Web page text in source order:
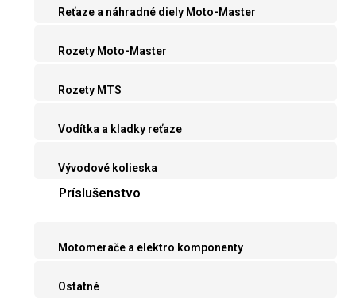
Reťaze a náhradné diely Moto-Master
Rozety Moto-Master
Rozety MTS
Vodítka a kladky reťaze
Vývodové kolieska
Príslušenstvo
Motomerače a elektro komponenty
Ostatné